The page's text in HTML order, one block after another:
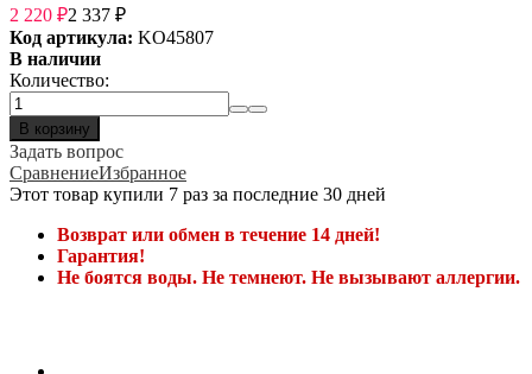
2 220 ₽2 337 ₽
Код артикула: KO45807
В наличии
Количество:
В корзину
Задать вопрос
СравнениеИзбранное
Этот товар купили 7 раз за последние 30 дней
Возврат или обмен в течение 14 дней!
Гарантия!
Не боятся воды. Не темнеют. Не вызывают аллергии.